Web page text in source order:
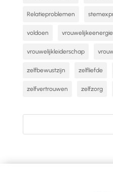
Relatieproblemen
voldoen vrouwelijkeenergie
vrouwelijkleiderschap
zelfbewustzijn zelfliefde
zelfvertrouwen zelfzorg